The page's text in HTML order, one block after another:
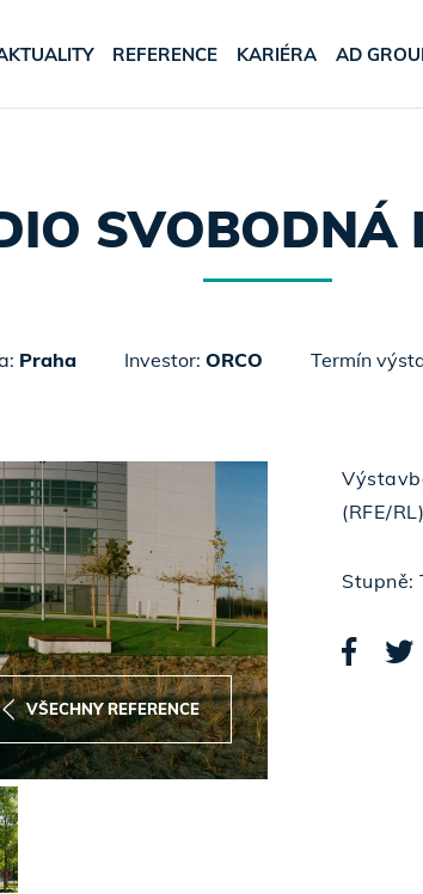
REFERENCE KARIÉRA AD
SVOBODNÁ
Praha Investor: ORCO Termín
VŠECHNY REFERENCE
(RFE/
Stupně: